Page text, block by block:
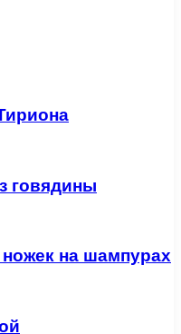
говядины
на шампурах